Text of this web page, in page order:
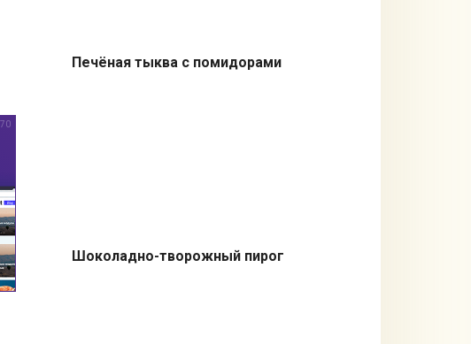
Печёная тыква с помидорами
Шоколадно-творожный пирог